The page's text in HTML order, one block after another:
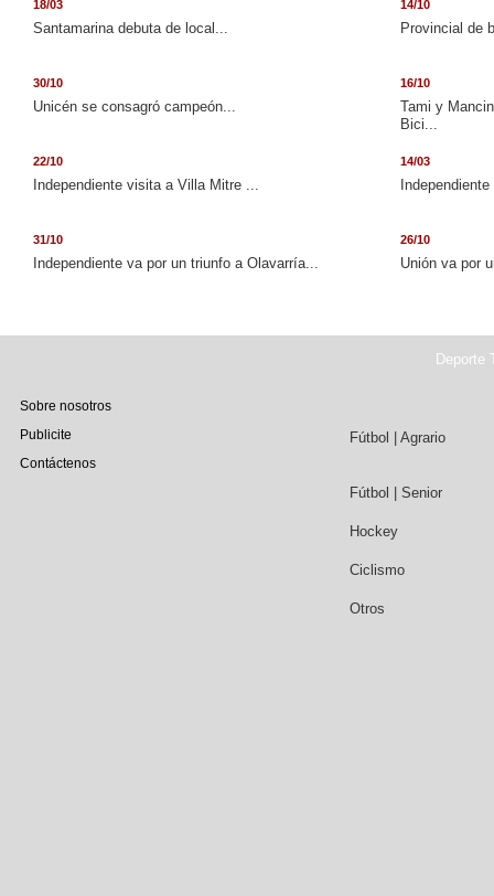
18/03
Santamarina debuta de local...
14/10
Provincial de
30/10
Unicén se consagró campeón...
16/10
Tami y
Bici...
22/10
Independiente visita a Villa Mitre ...
14/03
31/10
Independiente va por un triunfo a Olavarría...
26/10
Unión va por
Deporte
Sobre nosotros
Publicite
Contáctenos
Fútbol | Agrario
Fútbol | Senior
Hockey
Ciclismo
Otros